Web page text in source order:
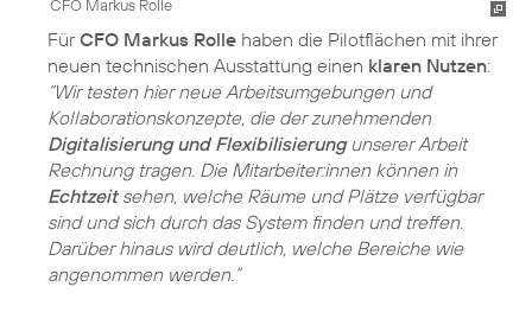
CFO Markus Rolle
FürCFO Markus Rolle haben die Pilotflächen mit ihrer
neuen technischen Ausstattung einen klaren Nutzen:
“Wir testen hier neue Arbeitsumgebungen und
Kollaborationskonzepte, die der zunehmenden
Digitalisierung und Flexibilisierungunserer Arbeit
Rechnung tragen. Die Mitarbeiter:innen können in
Echtzeitsehen, welche Räume und Plätze verfügbar
sind und sich durch das System finden und treffen.
Darüber hinaus wird deutlich, welche Bereiche wie
angenommen werden.“